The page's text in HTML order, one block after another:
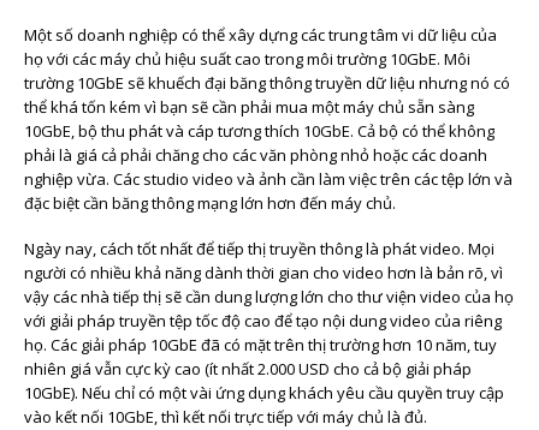
Một số doanh nghiệp có thể xây dựng các trung tâm vi dữ liệu của
họ với các máy chủ hiệu suất cao trong môi trường 10GbE. Môi
trường 10GbE sẽ khuếch đại băng thông truyền dữ liệu nhưng nó có
thể khá tốn kém vì bạn sẽ cần phải mua một máy chủ sẵn sàng
10GbE, bộ thu phát và cáp tương thích 10GbE. Cả bộ có thể không
phải là giá cả phải chăng cho các văn phòng nhỏ hoặc các doanh
nghiệp vừa. Các studio video và ảnh cần làm việc trên các tệp lớn và
đặc biệt cần băng thông mạng lớn hơn đến máy chủ.
Ngày nay, cách tốt nhất để tiếp thị truyền thông là phát video. Mọi
người có nhiều khả năng dành thời gian cho video hơn là bản rõ, vì
vậy các nhà tiếp thị sẽ cần dung lượng lớn cho thư viện video của họ
với giải pháp truyền tệp tốc độ cao để tạo nội dung video của riêng
họ. Các giải pháp 10GbE đã có mặt trên thị trường hơn 10 năm, tuy
nhiên giá vẫn cực kỳ cao (ít nhất 2.000 USD cho cả bộ giải pháp
10GbE). Nếu chỉ có một vài ứng dụng khách yêu cầu quyền truy cập
vào kết nối 10GbE, thì kết nối trực tiếp với máy chủ là đủ.